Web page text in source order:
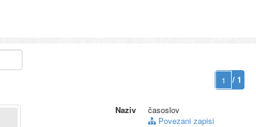
/ 1
Naziv
časoslov
Povezani zapisi